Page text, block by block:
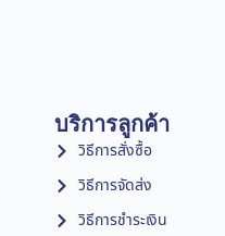
บริการลูกค้า
วิธีการสั่งซื้อ
วิธีการจัดส่ง
วิธีการชำระเงิน